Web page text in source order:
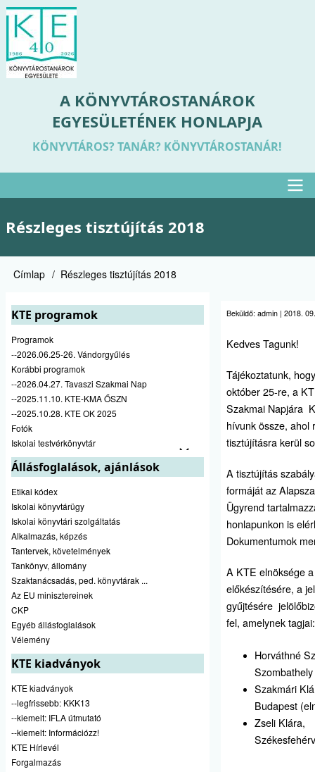
Ugrás
tartalomra
A KÖNYVTÁROSTANÁROK
EGYESÜLETÉNEK HONLAPJA
KÖNYVTÁROS? TANÁR? KÖNYVTÁROSTANÁR!
menü
Részleges tisztújítás 2018
Morzsa
Címlap Részleges tisztújítás 2018
KTE programok
Programok
--2026.06.25-26. Vándorgyűlés
Korábbi programok
--2026.04.27. Tavaszi Szakmai Nap
--2025.11.10. KTE-KMA ŐSZN
--2025.10.28. KTE OK 2025
Fotók
Iskolai testvérkönyvtár
Állásfoglalások, ajánlások
Etikai kódex
Iskolai könyvtárügy
Iskolai könyvtári szolgáltatás
Alkalmazás, képzés
Tantervek, követelmények
Tankönyv, állomány
Szaktanácsadás, ped. könyvtárak ...
Az EU minisztereinek
CKP
Egyéb állásfoglalások
Vélemény
KTE kiadványok
KTE kiadványok
--legfrissebb: KKK13
--kiemelt: IFLA útmutató
--kiemelt: Információzz!
KTE Hírlevél
Forgalmazás
Beküldő: admin | 2018.
Kedves Tagunk!
Tájékoztatunk,
október 25-re, a
Szakmai Napjára
hívunk össze, ahol
tisztújításra kerül
A tisztújítás
formáját az
Ügyrend
honlapunkon is
Dokumentumok
A KTE elnöksége
előkészítésére, a
gyűjtésére
fel, amelynek tagjai:
Horváthné
Szombathely
Szakmári
Budapest
Zseli Klára,